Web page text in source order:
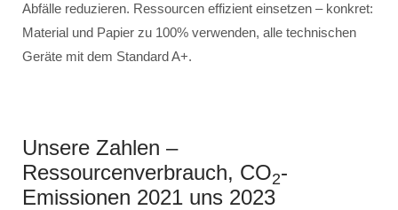
Abfälle reduzieren. Ressourcen effizient einsetzen – konkret:
Material und Papier zu 100% verwenden, alle technischen
Geräte mit dem Standard A+.
Unsere Zahlen –
Ressourcenverbrauch, CO2-
Emissionen 2021 uns 2023